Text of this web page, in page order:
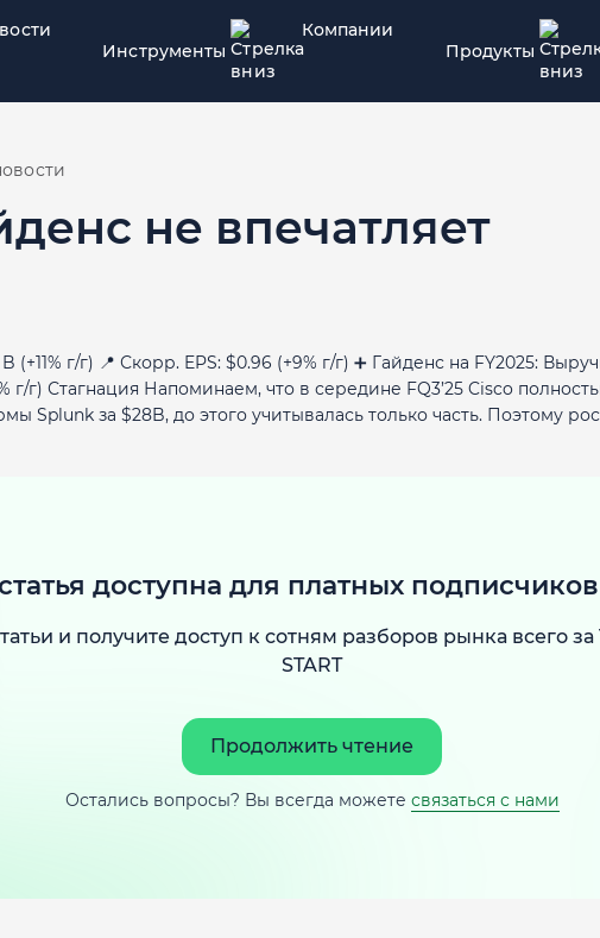
Инструменты
Компании
Продукты
не впечатляет
(+11% г/г) 📍 Скорр. EPS: $0.96 (+9% г/г) ➕ Гайденс на FY2025:
г/г) Стагнация Напоминаем, что в середине FQ3’25 Cisco
Splunk за $28B, до этого учитывалась только часть. Поэтому
доступна для платных
и получите доступ к сотням разборов рынка всего
START
Продолжить чтение
Остались вопросы? Вы всегда можете связаться с нами